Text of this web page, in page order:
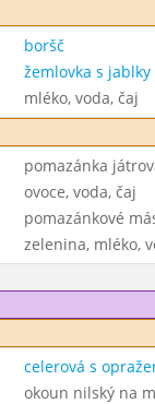
boršč
žemlovka s
mléko, voda, čaj
pomazánka
ovoce, voda, čaj
pomazánkové
zelenina, mléko,
celerová s
okoun nilský na